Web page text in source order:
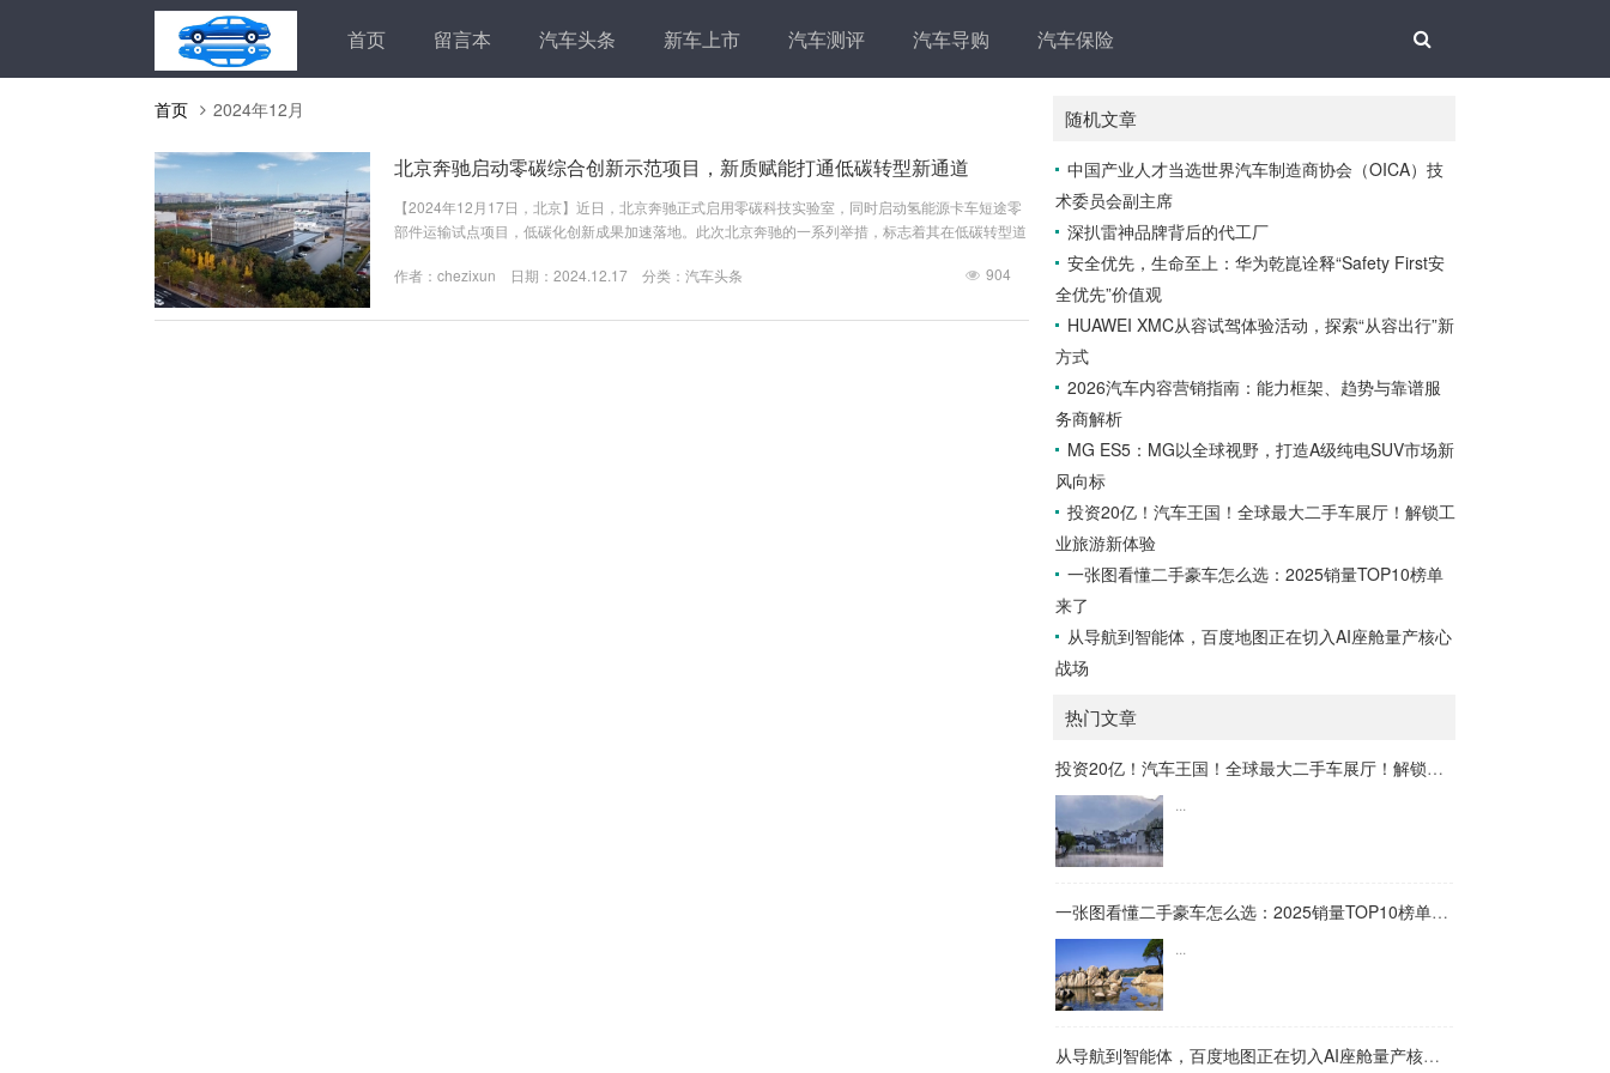
首页 留言本 汽车头条 新车上市 汽车测评 汽车导购 汽车保险
首页 2024年12月
北京奔驰启动零碳综合创新示范项目，新质赋能打通低碳转型新通道
【2024年12月17日，北京】近日，北京奔驰正式启用零碳科技实验室，同时启动氢能源卡车短途零
部件运输试点项目，低碳化创新成果加速落地。此次北京奔驰的一系列举措，标志着其在低碳转型道
能源管理及减碳技术等一系列举措，北京奔驰正重新定义绿色生产标准。这些创新实践不但减少了我
新时代的同时，助力构建更加可持续...
作者： chezixun 日期：2024.12.17 分类： 汽车头条 904
随机文章
中国产业人才当选世界汽车制造商协会（OICA）技
术委员会副主席
深扒雷神品牌背后的代工厂
安全优先，生命至上：华为乾崑诠释“Safety First安
全优先”价值观
HUAWEI XMC从容试驾体验活动，探索“从容出行”新
方式
2026汽车内容营销指南：能力框架、趋势与靠谱服
务商解析
MG ES5：MG以全球视野，打造A级纯电SUV市场新
风向标
投资20亿！汽车王国！全球最大二手车展厅！解锁工
业旅游新体验
一张图看懂二手豪车怎么选：2025销量TOP10榜单
来了
从导航到智能体，百度地图正在切入AI座舱量产核心
战场
热门文章
投资20亿！汽车王国！全球最大二手车展厅！解锁工业旅游新体验
一张图看懂二手豪车怎么选：2025销量TOP10榜单来了
从导航到智能体，百度地图正在切入AI座舱量产核心战场